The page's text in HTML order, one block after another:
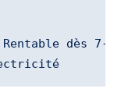
dès 7-8